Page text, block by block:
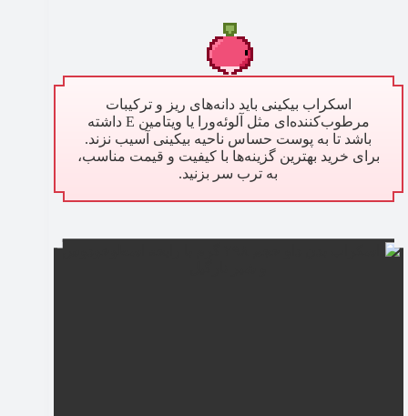
اسکراب بیکینی باید دانه‌های ریز و ترکیبات
مرطوب‌کننده‌ای مثل آلوئه‌ورا یا ویتامین E داشته
باشد تا به پوست حساس ناحیه بیکینی آسیب نزند.
برای خرید بهترین گزینه‌ها با کیفیت و قیمت مناسب،
به ترب سر بزنید.